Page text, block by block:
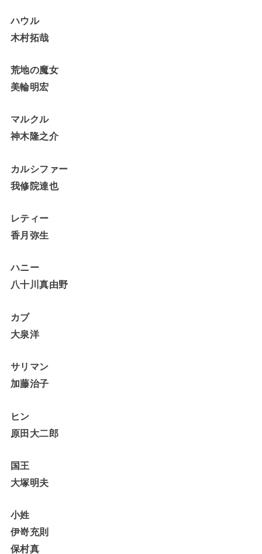
ハウル
木村拓哉
荒地の魔女
美輪明宏
マルクル
神木隆之介
カルシファー
我修院達也
レティー
香月弥生
ハニー
八十川真由野
カブ
大泉洋
サリマン
加藤治子
ヒン
原田大二郎
国王
大塚明夫
小姓
伊嵜充則
保村真